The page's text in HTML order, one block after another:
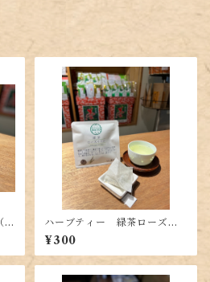
3
ハーブティー 緑茶ローズマ
リーTB （4g（2g×2P））
¥300